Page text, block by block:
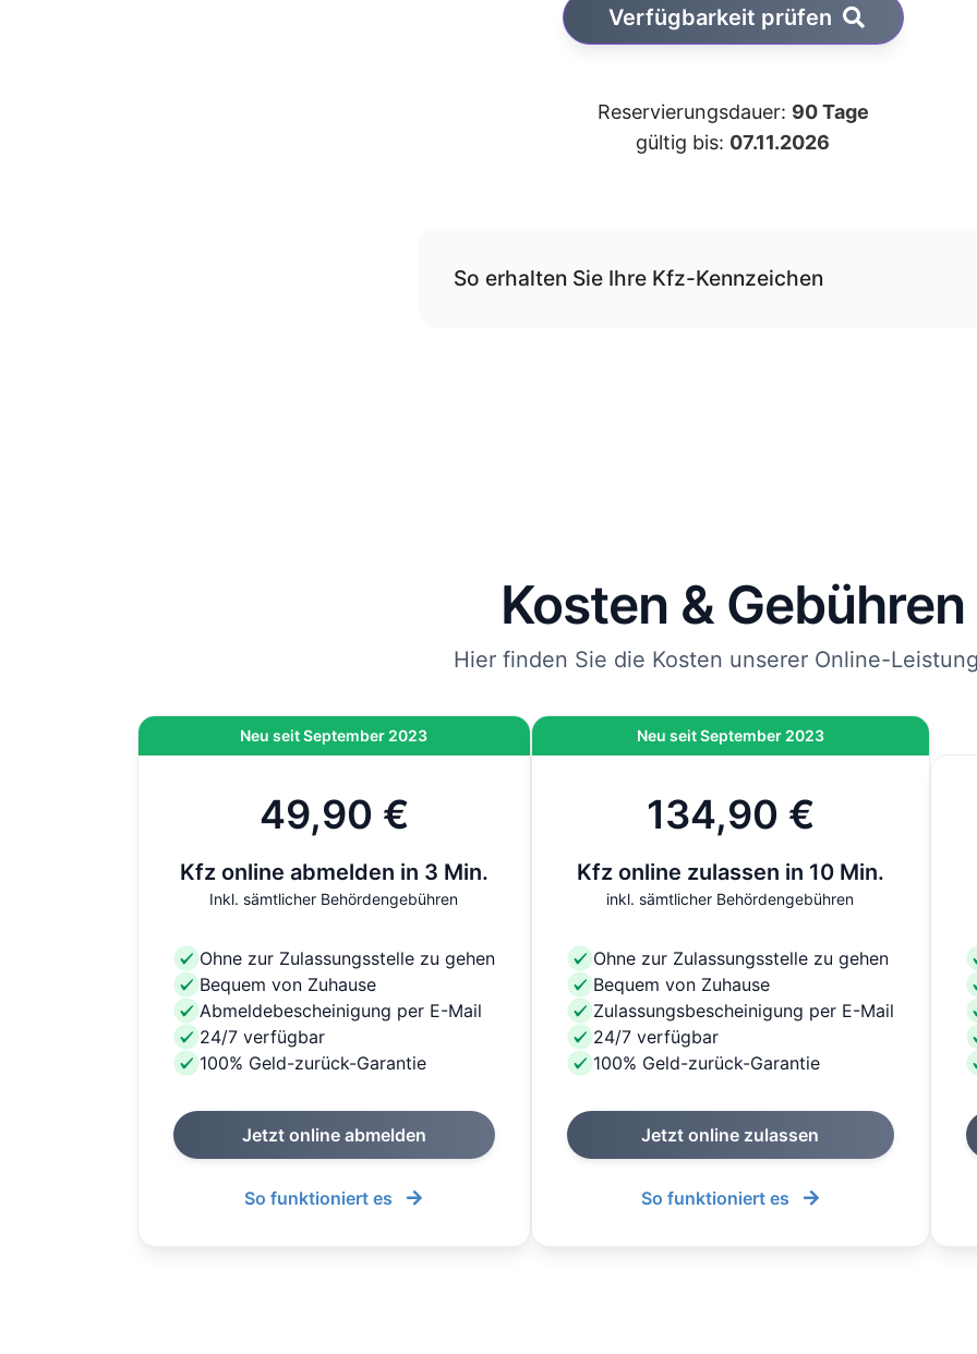
Verfügbarkeit prüfen
Reservierungsdauer: 90 Tage
gültig bis: 07.11.2026
So erhalten Sie Ihre Kfz-Kennzeichen
Kosten & Gebühren
Hier finden Sie die Kosten unserer Online-
Neu seit September 2023
49,90 €
Kfz online abmelden in 3 Min.
Inkl. sämtlicher Behördengebühren
Ohne zur Zulassungsstelle zu gehen
Bequem von Zuhause
Abmeldebescheinigung per E-Mail
24/7 verfügbar
100% Geld-zurück-Garantie
Jetzt online abmelden
So funktioniert es
Neu seit September 2023
134,90 €
Kfz online zulassen in 10 Min.
inkl. sämtlicher Behördengebühren
Ohne zur Zulassungsstelle zu gehen
Bequem von Zuhause
Zulassungsbescheinigung per E-Mail
24/7 verfügbar
100% Geld-zurück-Garantie
Jetzt online zulassen
So funktioniert es